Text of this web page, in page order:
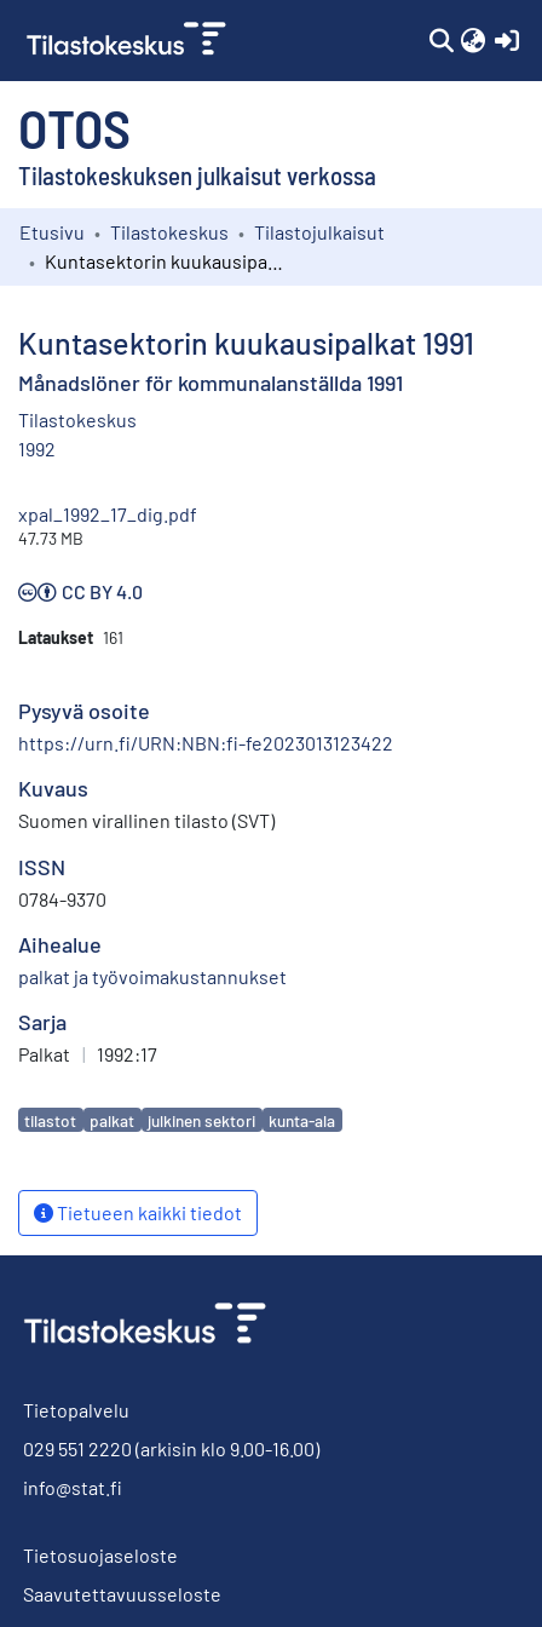
OTOS
Tilastokeskuksen julkaisut verkossa
Kokoelmat
Etusivu Tilastokeskus
Tilastojulkaisut
Kuntasektorin kuukausipalkat 1991
Månadslöner för kommunalanställda 1991
Tilastokeskus
1992
xpal_1992_17_dig.pdf
47.73 MB
CC BY 4.0
Lataukset 161
Pysyvä osoite
https://urn.fi/URN:NBN:fi-fe2023013123422
Kuvaus
Suomen virallinen tilasto (SVT)
ISSN
0784-9370
Aihealue
palkat ja työvoimakustannukset
Sarja
Palkat | 1992:17
Avainsanat
tilastot palkat julkinen sektori kunta-ala
Tietueen kaikki tiedot
Tietopalvelu
029 551 2220 (arkisin klo 9.00-16.00)
info@stat.fi
Tietosuojaseloste
Saavutettavuusseloste